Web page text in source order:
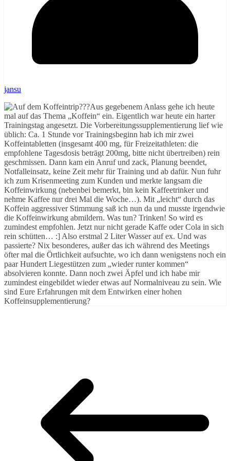
jansu
Aus gegebenem Anlass gehe ich heute
mal auf das Thema „Koffein“ ein. Eigentlich war heute ein harter
Trainingstag angesetzt. Die Vorbereitungssupplementierung lief wie
üblich: Ca. 1 Stunde vor Trainingsbeginn hab ich mir zwei
Koffeintabletten (insgesamt 400 mg, für Freizeitathleten: die
empfohlene Tagesdosis beträgt 200mg, bitte nicht übertreiben) rein
geschmissen. Dann kam ein Anruf und zack, Planung beendet,
Notfalleinsatz, keine Zeit mehr für Training und ab dafür. Nun fuhr
ich zum Krisenmeeting zum Kunden und merkte langsam die
Koffeinwirkung (nebenbei bemerkt, bin kein Kaffeetrinker und
nehme Kaffee nur drei Mal die Woche…). Mit „leicht“ durch das
Koffein aggressiver Stimmung saß ich nun da und musste irgendwie
die Koffeinwirkung abmildern. Was tun? Trinken! So wird es
zumindest empfohlen. Jetzt nur nicht gerade Kaffe oder Cola in sich
rein schütten… :] Also erstmal 2 Liter Wasser auf ex. Und was
passierte? Nix besonderes, außer das ich während des Meetings
öfter mal die Örtlichkeit aufsuchte, wo ich dann wenigstens noch ein
paar Hundert Liegestützen zum „wieder runter kommen“
absolvieren konnte. Dann noch zwei Äpfel und ich habe mir
zumindest eingebildet wieder etwas auf Normalniveau zu sein. Wie
sind Eure Erfahrungen mit dem Entwirken einer hohen
Koffeinsupplementierung?